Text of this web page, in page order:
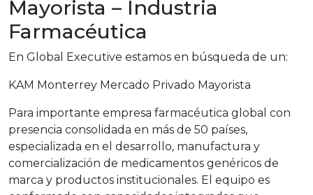
Mayorista – Industria
Farmacéutica
En Global Executive estamos en búsqueda de un:
KAM Monterrey Mercado Privado Mayorista
Para importante empresa farmacéutica global con
presencia consolidada en más de 50 países,
especializada en el desarrollo, manufactura y
comercialización de medicamentos genéricos de
marca y productos institucionales. El equipo es